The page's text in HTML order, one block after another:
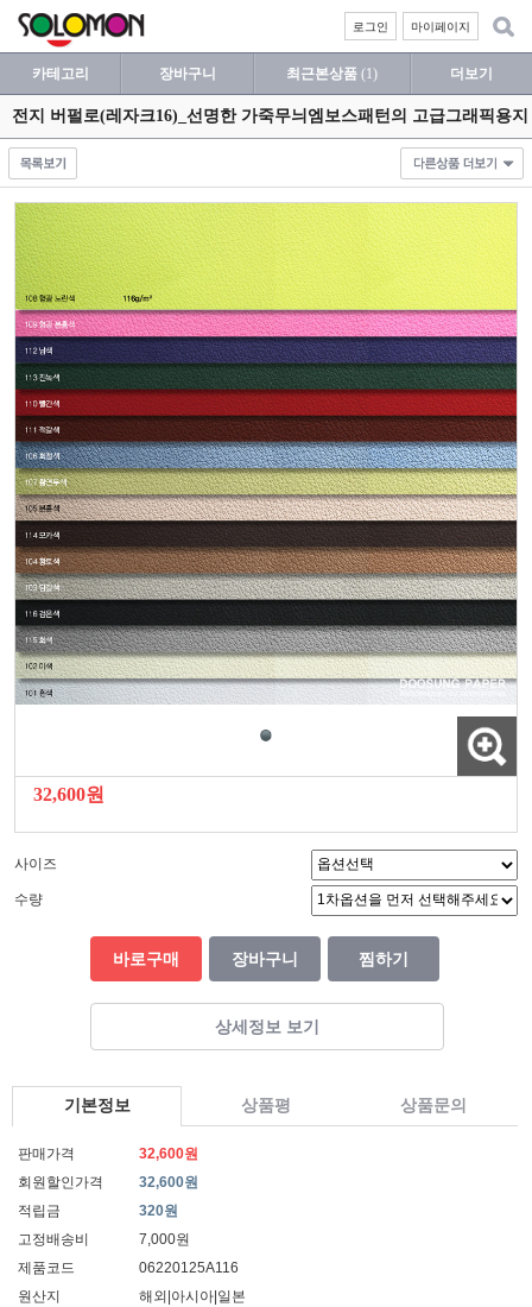
마이페이지
로그인
카테고리 장바구니 최근본상품 (1) 더보기
전지 버펄로(레자크16)_선명한 가죽무늬엠보스패턴의 고급그래픽용지
32,600원
사이즈
수량
바로구매 장바구니 찜하기
상세정보 보기
기본정보 상품평 상품문의
판매가격
32,600원
회원할인가격
32,600원
적립금
320원
고정배송비
7,000원
제품코드
06220125A116
원산지
해외|아시아|일본